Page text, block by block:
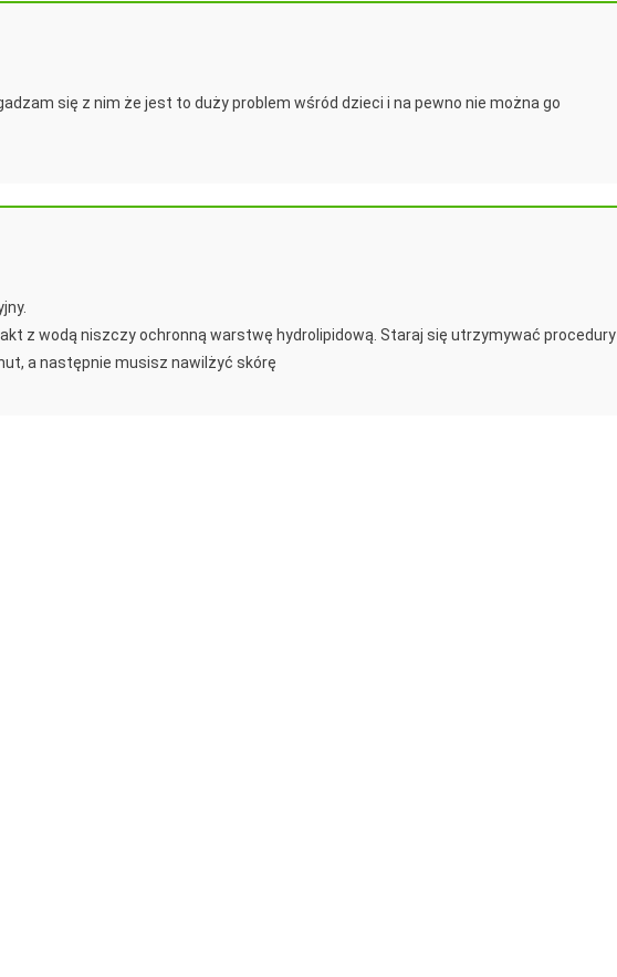
się z nim że jest to duży problem wśród dzieci i na pewno nie można go
z wodą niszczy ochronną warstwę hydrolipidową. Staraj się utrzymywać procedury
a następnie musisz nawilżyć skórę